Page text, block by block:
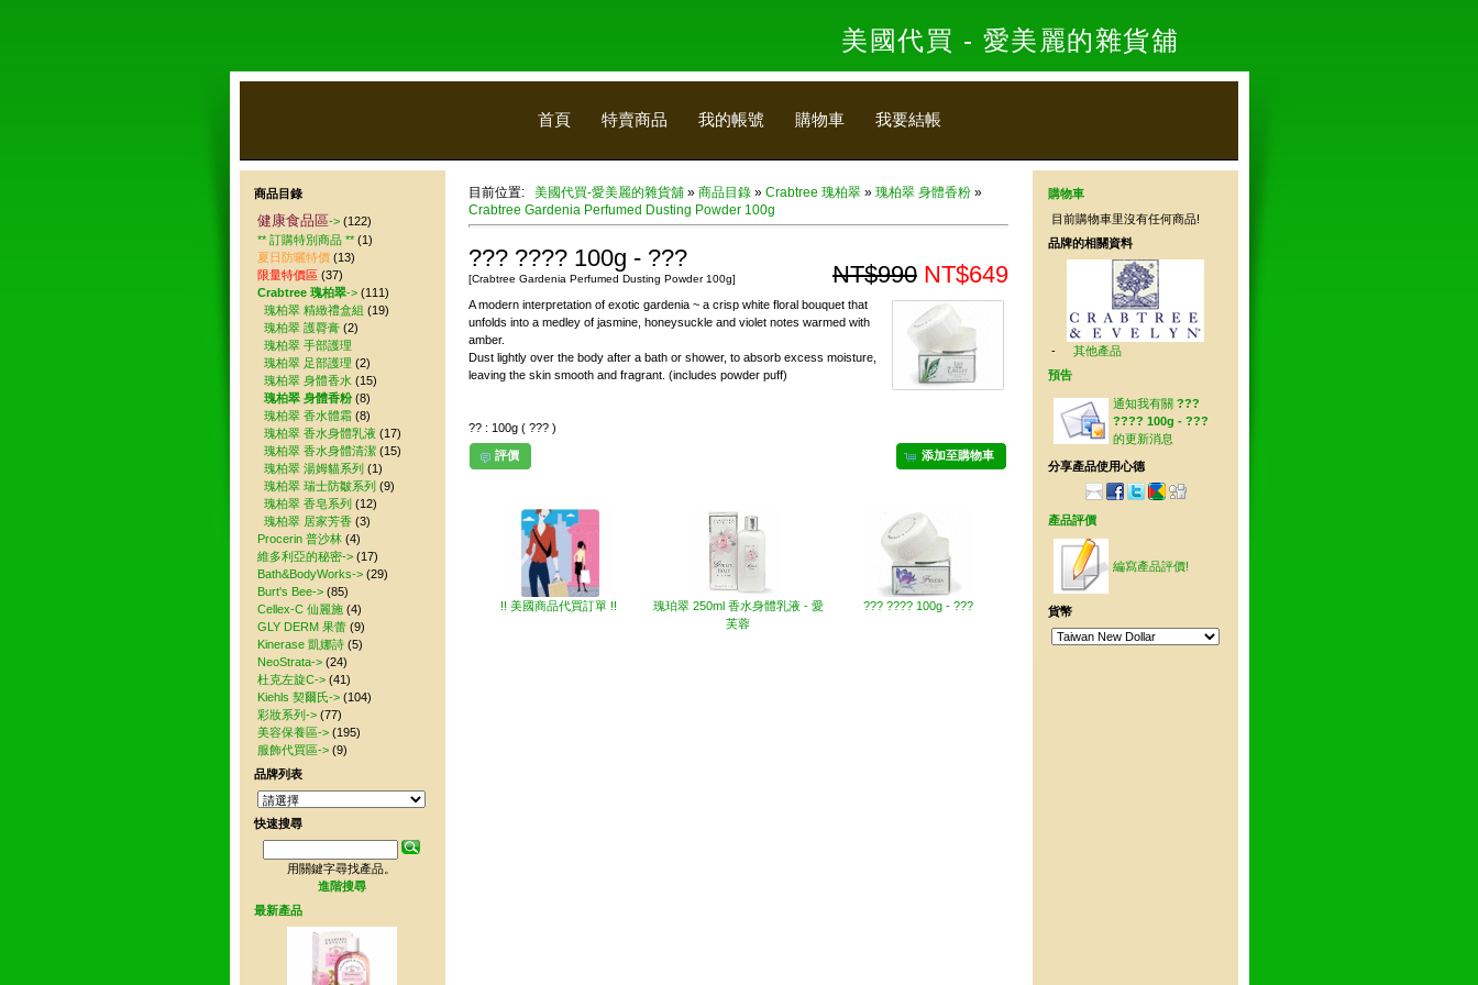
首頁 特賣商品 我的帳號 購物車 我要結帳
目前位置: 美國代買-愛美麗的雜貨舖 » 商品目錄 » Crabtree 瑰柏翠 » 瑰柏翠 身體香粉 »
Crabtree Gardenia Perfumed Dusting Powder 100g
NT$990 NT$649
??? ???? 100g - ???
[Crabtree Gardenia Perfumed Dusting Powder 100g]
A modern interpretation of exotic gardenia ~ a crisp white floral bouquet that
unfolds into a medley of jasmine, honeysuckle and violet notes warmed with
amber.
Dust lightly over the body after a bath or shower, to absorb excess moisture,
leaving the skin smooth and fragrant. (includes powder puff)
?? : 100g ( ??? )
添加至購物車
評價
!! 美國商品代買訂單 !!
瑰珀翠 250ml 香水身體乳液 - 愛
芙蓉
??? ???? 100g - ???
商品目錄
健康食品區-> (122)
** 訂購特別商品 ** (1)
夏日防曬特價 (13)
限量特價區 (37)
Crabtree 瑰柏翠-> (111)
瑰柏翠 精緻禮盒組 (19)
瑰柏翠 護脣膏 (2)
瑰柏翠 手部護理
瑰柏翠 足部護理 (2)
瑰柏翠 身體香水 (15)
瑰柏翠 身體香粉 (8)
瑰柏翠 香水體霜 (8)
瑰柏翠 香水身體乳液 (17)
瑰柏翠 香水身體清潔 (15)
瑰柏翠 湯姆貓系列 (1)
瑰柏翠 瑞士防皺系列 (9)
瑰柏翠 香皂系列 (12)
瑰柏翠 居家芳香 (3)
Procerin 普沙林 (4)
維多利亞的秘密-> (17)
Bath&BodyWorks-> (29)
Burt's Bee-> (85)
Cellex-C 仙麗施 (4)
GLY DERM 果蕾 (9)
Kinerase 凱娜詩 (5)
NeoStrata-> (24)
杜克左旋C-> (41)
Kiehls 契爾氏-> (104)
彩妝系列-> (77)
美容保養區-> (195)
服飾代買區-> (9)
品牌列表
快速搜尋
用關鍵字尋找產品。
進階搜尋
最新產品
購物車
目前購物車里沒有任何商品!
品牌的相關資料
-
其他產品
預告
通知我有關 ???
???? 100g - ???
的更新消息
分享產品使用心德
產品評價
編寫產品評價!
貨幣
美國代買 - 愛美麗的雜貨舖